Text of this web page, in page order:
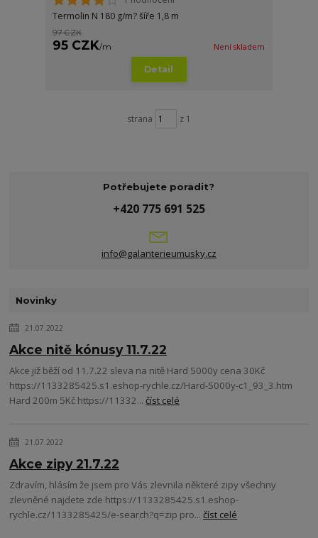
Termolin N 180 g/m? šíře 1,8 m
97 CZK
95 CZK/m Není skladem
Detail
strana z 1
Potřebujete poradit?
+420 775 691 525
info@galanterieumusky.cz
Novinky
21.07.2022
Akce nitě kónusy 11.7.22
Akce již běží od 11.7.22 sleva na nitě Hard 5000y cena 30Kč
https://1133285425.s1.eshop-rychle.cz/Hard-5000y-c1_93_3.htm
Hard 200m 5Kč https://11332...číst celé
21.07.2022
Akce zipy 21.7.22
Zdravím, hlásím že jsem pro Vás zlevnila některé zipy všechny
zlevněné najdete zde https://1133285425.s1.eshop-
rychle.cz/1133285425/e-search?q=zip pro...číst celé